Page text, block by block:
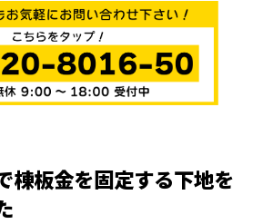
棟板金を固定する下地を